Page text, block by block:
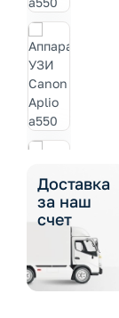
Доставка
за наш
счет